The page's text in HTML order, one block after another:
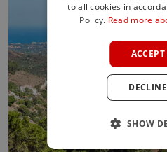
to all cookies in
Policy. Read more
SHOW